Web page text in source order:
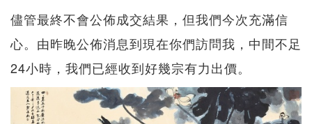
儘管最終不會公佈成交結果，但我們今次充滿信
心。由昨晚公佈消息到現在你們訪問我，中間不足
24小時，我們已經收到好幾宗有力出價。